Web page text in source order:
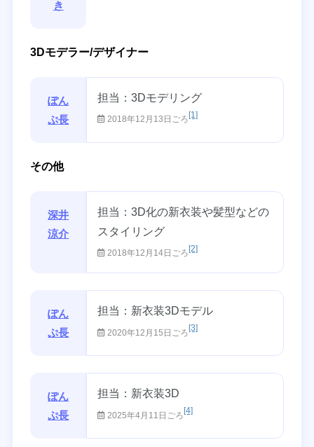
き
3Dモデラー/デザイナー
ぽん
ぷ長
担当：3Dモデリング
2018年12月13日ごろ[1]
その他
深井
涼介
担当：3D化の新衣装や髪型などの
スタイリング
2018年12月14日ごろ[2]
ぽん
ぷ長
担当：新衣装3Dモデル
2020年12月15日ごろ[3]
ぽん
ぷ長
担当：新衣装3D
2025年4月11日ごろ[4]